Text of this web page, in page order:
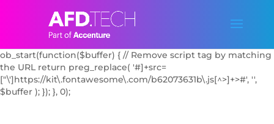
FontAwesome Kit script by handle if known
wp_dequeue_script('font-awesome'); // Try common handle //
ob_start(function($buffer) { // Remove script tag by matching
the URL return preg_replace( '#]+src=
["\']https://kit\.fontawesome\.com/b62073631b\.js[^>]+>#', '',
$buffer ); }); }, 0);